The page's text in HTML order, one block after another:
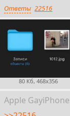
Ответы 22516
80 Кб, 468x356
Apple Gayi